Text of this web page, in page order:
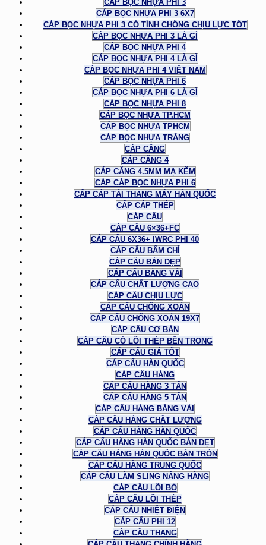
CÁP BỌC NHỰA PHI 3
CÁP BỌC NHỰA PHI 3 6X7
CÁP BỌC NHỰA PHI 3 CÓ TÍNH CHỐNG CHỊU LỰC TỐT
CÁP BỌC NHỰA PHI 3 LÀ GÌ
CÁP BỌC NHỰA PHI 4
CÁP BỌC NHỰA PHI 4 LÀ GÌ
CÁP BỌC NHỰA PHI 4 VIỆT NAM
CÁP BỌC NHỰA PHI 6
CÁP BỌC NHỰA PHI 6 LÀ GÌ
CÁP BỌC NHỰA PHI 8
CÁP BỌC NHỰA TP.HCM
CÁP BỌC NHỰA TPHCM
CÁP BỌC NHỰA TRẮNG
CÁP CĂNG
CÁP CĂNG 4
CÁP CĂNG 4.5MM MẠ KẼM
CÁP CÁP BỌC NHỰA PHI 6
CẤP CÁP TẢI THANG MÁY HÀN QUỐC
CẤP CÁP THÉP
CÁP CẨU
CÁP CẨU 6×36+FC
CÁP CẨU 6X36+ IWRC PHI 40
CÁP CẨU BẤM CHÌ
CÁP CẨU BẢN DẸP
CÁP CẨU BẰNG VẢI
CÁP CẨU CHẤT LƯỢNG CAO
CÁP CẨU CHỊU LỰC
CÁP CẨU CHỐNG XOẮN
CÁP CẨU CHỐNG XOẮN 19X7
CÁP CẨU CƠ BẢN
CÁP CẨU CÓ LÕI THÉP BÊN TRONG
CÁP CẨU GIÁ TỐT
CÁP CẨU HÀN QUỐC
CÁP CẨU HÀNG
CÁP CẨU HÀNG 3 TẤN
CÁP CẨU HÀNG 5 TẤN
CÁP CẨU HÀNG BẰNG VẢI
CÁP CẨU HÀNG CHẤT LƯỢNG
CÁP CẨU HÀNG HÀN QUỐC
CÁP CẨU HÀNG HÀN QUỐC BẢN DẸT
CÁP CẨU HÀNG HÀN QUỐC BẢN TRÒN
CÁP CẨU HÀNG TRUNG QUỐC
CÁP CẨU LÀM SLING NÂNG HÀNG
CÁP CẨU LÕI BỐ
CÁP CẨU LÕI THÉP
CÁP CẨU NHIỆT ĐIỆN
CÁP CẨU PHI 12
CÁP CẦU THANG